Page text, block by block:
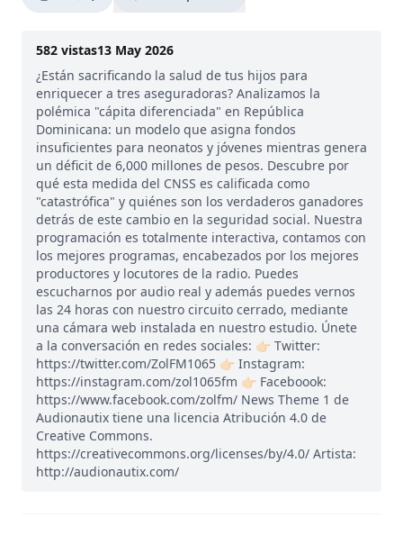
ZOL TV
582 vistas13 May 2026
¿Están sacrificando la salud de tus hijos para
enriquecer a tres aseguradoras? Analizamos la
polémica "cápita diferenciada" en República
Dominicana: un modelo que asigna fondos
insuficientes para neonatos y jóvenes mientras genera
un déficit de 6,000 millones de pesos. Descubre por
qué esta medida del CNSS es calificada como
"catastrófica" y quiénes son los verdaderos ganadores
detrás de este cambio en la seguridad social. Nuestra
programación es totalmente interactiva, contamos con
los mejores programas, encabezados por los mejores
productores y locutores de la radio. Puedes
escucharnos por audio real y además puedes vernos
las 24 horas con nuestro circuito cerrado, mediante
una cámara web instalada en nuestro estudio. Únete
a la conversación en redes sociales: 👉🏻 Twitter:
https://twitter.com/ZolFM1065 👉🏻 Instagram:
https://instagram.com/zol1065fm 👉🏻 Faceboook:
https://www.facebook.com/zolfm/ News Theme 1 de
Audionautix tiene una licencia Atribución 4.0 de
Creative Commons.
https://creativecommons.org/licenses/by/4.0/ Artista:
http://audionautix.com/